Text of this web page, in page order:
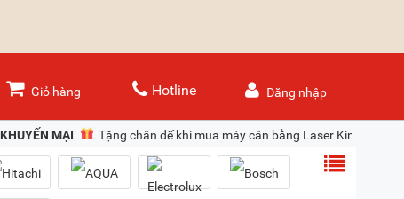
Đăng nhập
Giỏ hàng Hotline
KHUYẾN MẠI Tặng chân đế khi mua máy cân bằng Laser Kingblue